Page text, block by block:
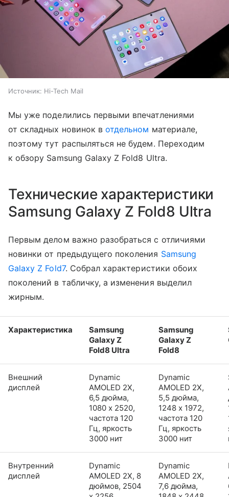
Источник: Hi-Tech Mail
Мы уже поделились первыми впечатлениями
от складных новинок вотдельном материале,
поэтому тут распыляться не будем. Переходим
к обзору Samsung Galaxy Z Fold8 Ultra.
Технические характеристики
Samsung Galaxy Z Fold8 Ultra
Первым делом важно разобраться с отличиями
новинки от предыдущего поколения Samsung
Galaxy Z Fold7. Собрал характеристики обоих
поколений в табличку, а изменения выделил
жирным.
Характеристика
Samsung
Galaxy Z
Fold8 Ultra
Samsung
Galaxy Z
Fold8
Внешний
дисплей
Dynamic
AMOLED 2X,
6,5 дюйма,
1080 x 2520,
частота 120
Гц, яркость
3000 нит
Dynamic
AMOLED 2X,
5,5 дюйма,
1248 x 1972,
частота 120
Гц, яркость
3000 нит
Внутренний
дисплей
Dynamic
AMOLED 2X, 8
дюймов, 2504
Dynamic
AMOLED 2X,
7,6 дюйма,